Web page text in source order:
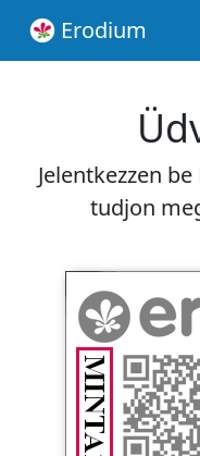
Erodium
Jelentkezzen
tudjon